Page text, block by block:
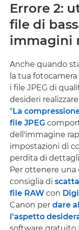
Errore 2:
file di
immagini
Anche quando
la tua
i file JPEG di
desideri
"La
file JPEG
dell'immagine
impostazioni di
perdita di
Per ottenere
consiglia di
file RAW con
Canon per dare
l'aspetto